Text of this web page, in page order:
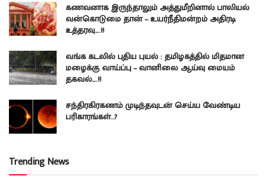
கணவனாக இருந்தாலும் அத்துமீறினால் பாலியல்
வன்கொடுமை தான் – உயர்நீதிமன்றம் அதிரடி
உத்தரவு….!!
வங்க கடலில் புதிய புயல் : தமிழகத்தில் மிதமான
மழைக்கு வாய்ப்பு – வானிலை ஆய்வு மையம்
தகவல்….!!
சந்திரகிரகணம் முடிந்தவுடன் செய்ய வேண்டிய
பரிகாரங்கள்..?
Trending News